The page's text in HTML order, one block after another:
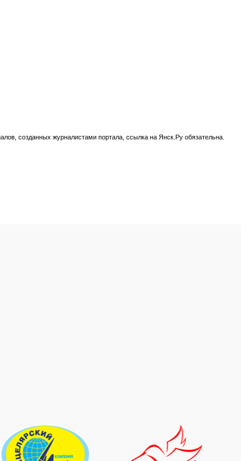
созданных журналистами портала, ссылка на Янск.Ру обязательна.